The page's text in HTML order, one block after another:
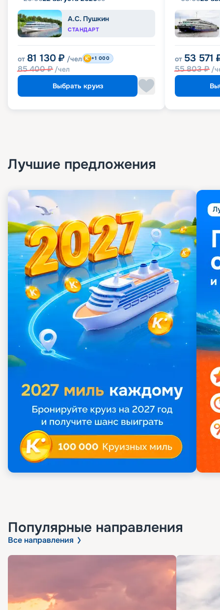
А.С. Пушкин
СТАНДАРТ
от 81 130 ₽ /чел
85 400₽ /чел
+1 000
Выбрать круиз
от 53 571
55 803₽ /
Лучшие предложения
Популярные направления
Все направления